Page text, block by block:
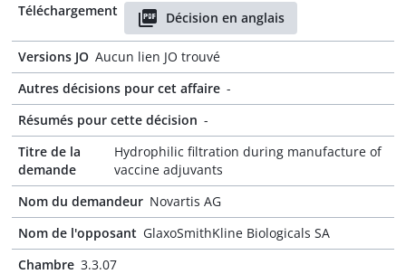
Téléchargement
Décision en anglais
Versions JO Aucun lien JO trouvé
Autres décisions pour cet affaire -
Résumés pour cette décision -
Titre de la
demande
Hydrophilic filtration during manufacture of
vaccine adjuvants
Nom du demandeur Novartis AG
Nom de l'opposant GlaxoSmithKline Biologicals SA
Chambre 3.3.07